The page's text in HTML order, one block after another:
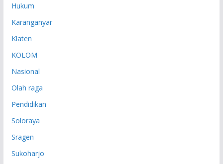
Hukum
Karanganyar
Klaten
KOLOM
Nasional
Olah raga
Pendidikan
Soloraya
Sragen
Sukoharjo